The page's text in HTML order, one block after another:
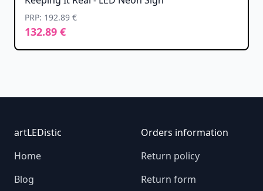
PRP: 192.89 €
132.89 €
Footer
artLEDistic
Home
Blog
Orders information
Return policy
Return form